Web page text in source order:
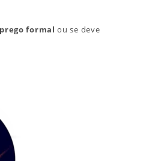
formal ou se deve